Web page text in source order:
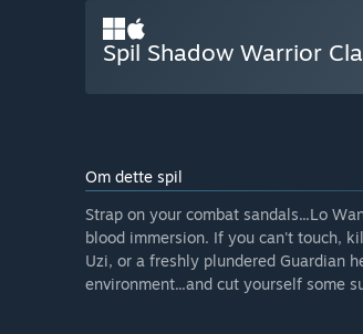
Spil Shadow Warrior
Om dette spil
Strap on your combat sandals...Lo
blood immersion. If you can't touch,
Uzi, or a freshly plundered Guardian
environment...and cut yourself some